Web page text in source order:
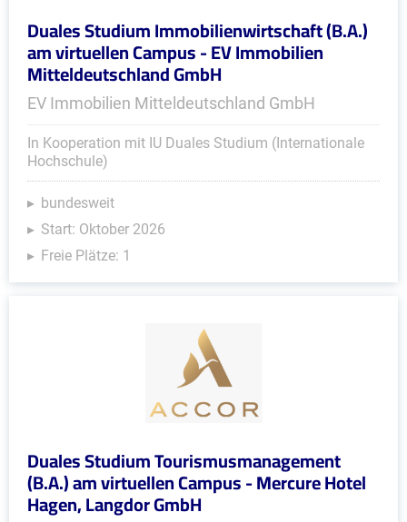
Duales Studium Immobilienwirtschaft (B.A.)
am virtuellen Campus - EV Immobilien
Mitteldeutschland GmbH
EV Immobilien Mitteldeutschland GmbH
In Kooperation mit IU Duales Studium (Internationale
Hochschule)
bundesweit
Start: Oktober 2026
Freie Plätze: 1
Duales Studium Tourismusmanagement
(B.A.) am virtuellen Campus - Mercure Hotel
Hagen, Langdor GmbH